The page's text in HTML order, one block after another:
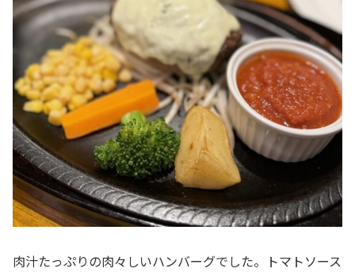
肉汁たっぷりの肉々しいハンバーグでした。トマトソース